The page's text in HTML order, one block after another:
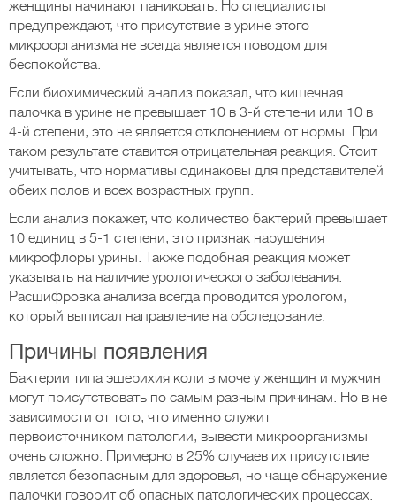
женщины начинают паниковать. Но специалисты
предупреждают, что присутствие в урине этого
микроорганизма не всегда является поводом для
беспокойства.
Если биохимический анализ показал, что кишечная
палочка в урине не превышает 10 в 3-й степени или 10 в
4-й степени, это не является отклонением от нормы. При
таком результате ставится отрицательная реакция. Стоит
учитывать, что нормативы одинаковы для представителей
обеих полов и всех возрастных групп.
Если анализ покажет, что количество бактерий превышает
10 единиц в 5-1 степени, это признак нарушения
микрофлоры урины. Также подобная реакция может
указывать на наличие урологического заболевания.
Расшифровка анализа всегда проводится урологом,
который выписал направление на обследование.
Причины появления
Бактерии типа эшерихия коли в моче у женщин и мужчин
могут присутствовать по самым разным причинам. Но в не
зависимости от того, что именно служит
первоисточником патологии, вывести микроорганизмы
очень сложно. Примерно в 25% случаев их присутствие
является безопасным для здоровья, но чаще обнаружение
палочки говорит об опасных патологических процессах.